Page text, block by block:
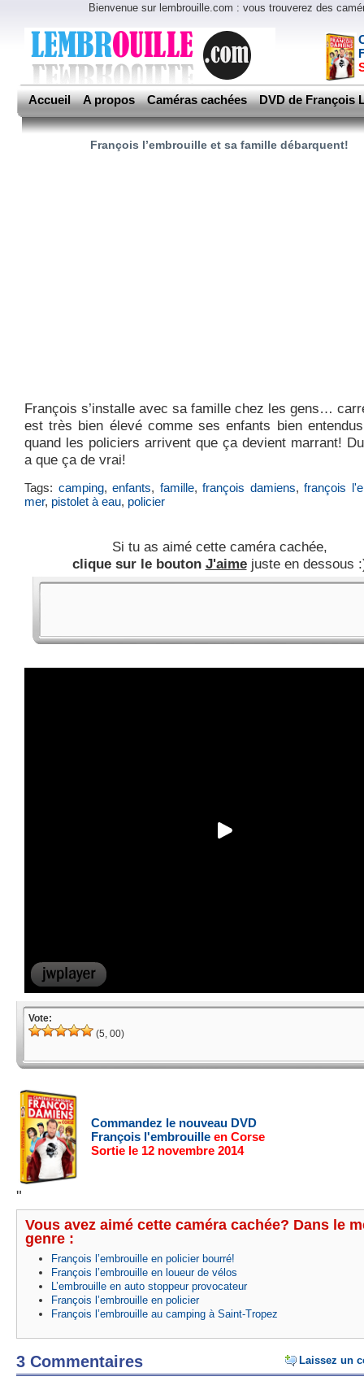
Bienvenue sur lembrouille.com : vous trouverez des
Accueil A propos Caméras cachées DVD de François
François l’embrouille et sa famille débarquent!
François s’installe avec sa famille chez les gens…
est très bien élevé comme ses enfants bien
quand les policiers arrivent que ça devient marrant!
a que ça de vrai!
Tags: camping,enfants, famille,françois damiens,françois
mer, pistolet à eau, policier
Si tu as aimé cette caméra cachée,
clique sur le bouton J'aimejuste en dessous
Vote:
(5, 00)
Commandez le nouveau DVD
François l'embrouille en Corse
Sortie le 12 novembre 2014
"
Vous avez aimé cette caméra cachée? Dans le
genre :
François l’embrouille en policier bourré!
François l’embrouille en loueur de vélos
L’embrouille en auto stoppeur provocateur
François l’embrouille en policier
François l’embrouille au camping à Saint-Tropez
Laissez un
3 Commentaires